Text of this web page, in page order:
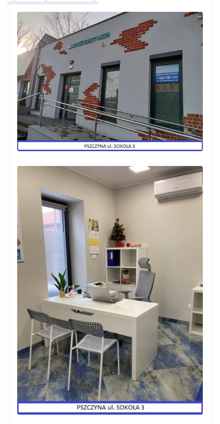
Pacjent
Pani Doktor udzieliła mi szczegółowych
informacji odnośnie mojego schorzenia i
dalszego leczenia .Wspaniała i bardzo
życzliwa osoba.Polecam!!!
Pacjent
Super wizyta, badanie perfekcyjne, Pani
Doktor bardzo delikatna
Pacjent
Profesjonalne podejście,rzeczowe
wyjaśnienie.Pani Doktor bardzo dokładnie
wyjaśniła problem,zleciła wszystkie
potrzebne badania
Pacjent
Jestem bardzo zadowolona. Miła i
sympatyczna atmosfera.